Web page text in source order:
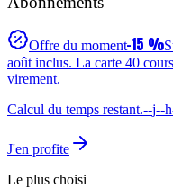
Offre du moment−15 %
août inclus. La carte 40
virement.
Calcul du temps restant.--j--h
J'en profite
Le plus choisi